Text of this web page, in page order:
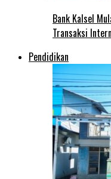
Bank Kalsel
Transaksi
Pendidikan